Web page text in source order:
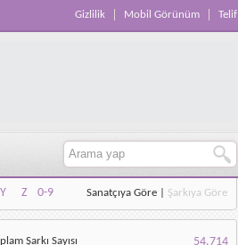
Gizlilik Mobil Görünüm Telif
Y Z
0-9
Y Z 0-9
Sanatçıya Göre Şarkıya Göre
Şarkı Sayısı 54.714